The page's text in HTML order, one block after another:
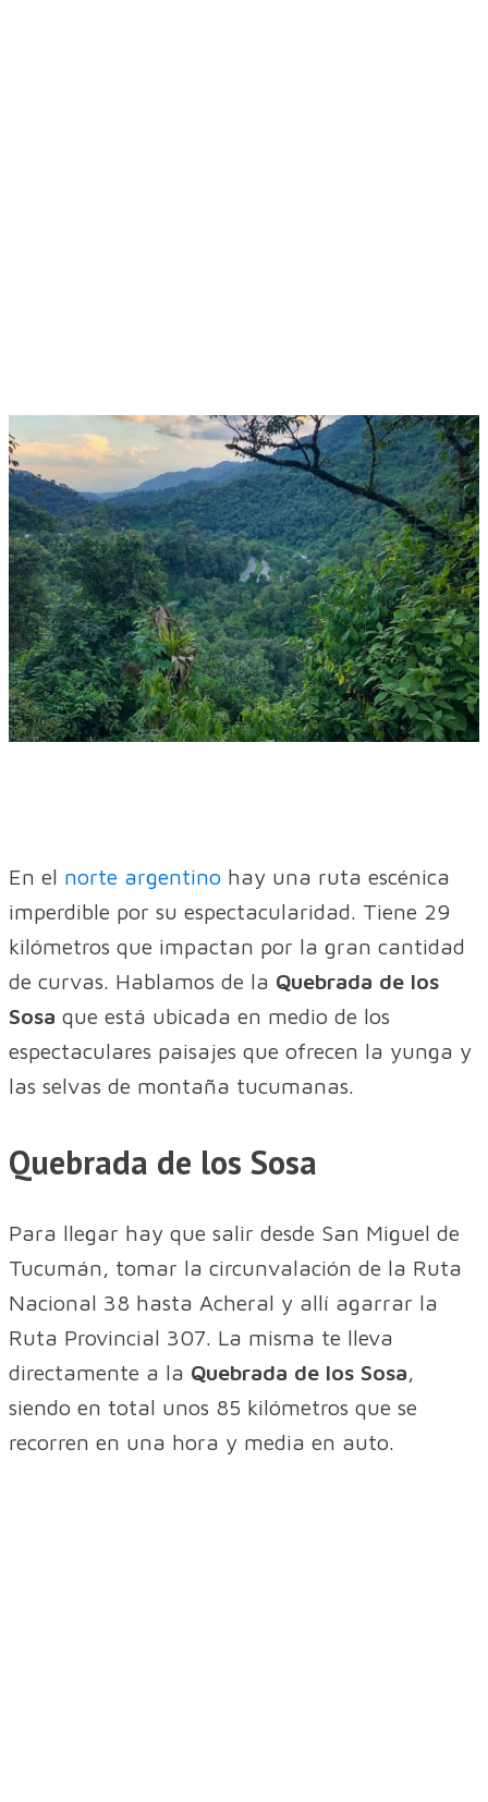
En el norte argentino hay una ruta escénica
imperdible por su espectacularidad. Tiene 29
kilómetros que impactan por la gran cantidad
de curvas. Hablamos de la Quebrada de los
Sosa que está ubicada en medio de los
espectaculares paisajes que ofrecen la yunga y
las selvas de montaña tucumanas.
Quebrada de los Sosa
Para llegar hay que salir desde San Miguel de
Tucumán, tomar la circunvalación de la Ruta
Nacional 38 hasta Acheral y allí agarrar la
Ruta Provincial 307. La misma te lleva
directamente a la Quebrada de los Sosa,
siendo en total unos 85 kilómetros que se
recorren en una hora y media en auto.